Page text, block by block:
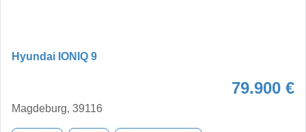
Hyundai IONIQ 9
79.900 €
Magdeburg, 39116